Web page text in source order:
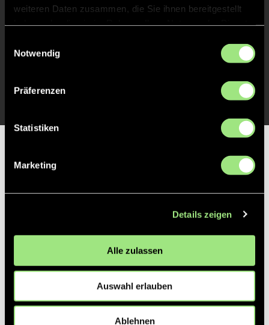
weiteren Daten zusammen, die Sie ihnen bereitgestellt
Notwendig
Präferenzen
Statistiken
Marketing
Details zeigen
Alle zulassen
Auswahl erlauben
Ablehnen